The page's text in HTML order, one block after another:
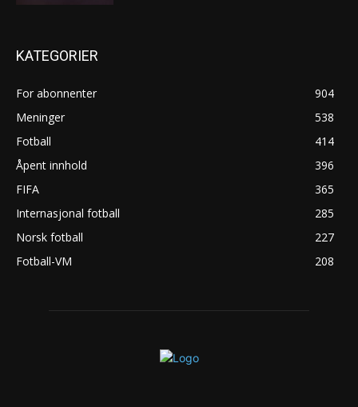
KATEGORIER
For abonnenter
904
Meninger
538
Fotball
414
Åpent innhold
396
FIFA
365
Internasjonal fotball
285
Norsk fotball
227
Fotball-VM
208